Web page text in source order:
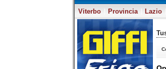
Viterbo
Provincia Lazio